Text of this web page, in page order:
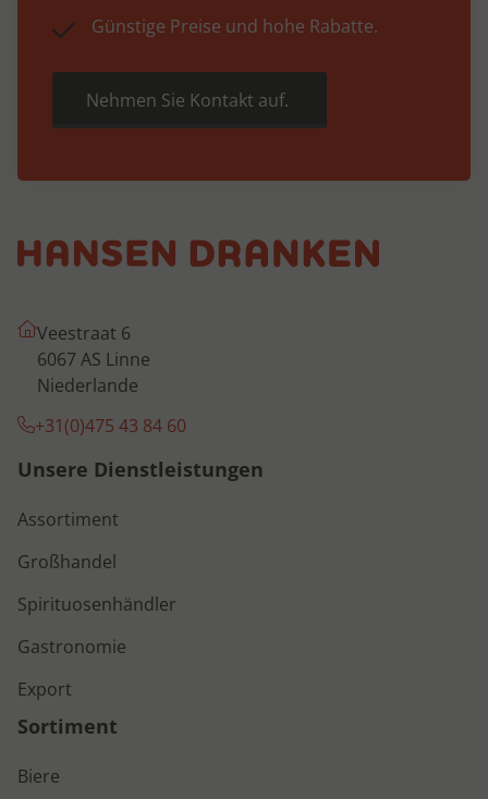
Günstige Preise und hohe Rabatte.
Nehmen Sie Kontakt auf.
Veestraat 6
6067 AS Linne
Niederlande
+31(0)475 43 84 60
Unsere Dienstleistungen
Assortiment
Großhandel
Spirituosenhändler
Gastronomie
Export
Sortiment
Biere